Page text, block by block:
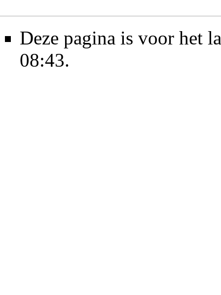
Deze pagina is voor het
08:43.